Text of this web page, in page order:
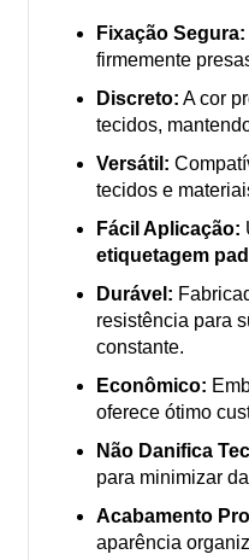
Fixação Segura:
firmemente
Discreto: A cor
tecidos,
Versátil:
tecidos e
Fácil Aplicação:
etiquetagem
Durável:
resistência para
constante.
Econômico:
oferece ótimo
Não Danifica
para minimizar
Acabamento
aparência